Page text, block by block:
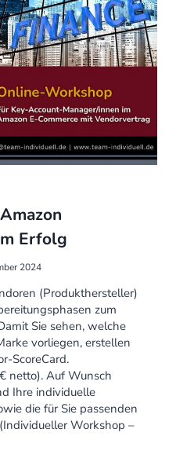
Erfolg
2024
(Produkthersteller)
zum
Sie sehen, welche
vorliegen, erstellen
ScoreCard.
netto). Auf Wunsch
Ihre individuelle
die für Sie passenden
Workshop –